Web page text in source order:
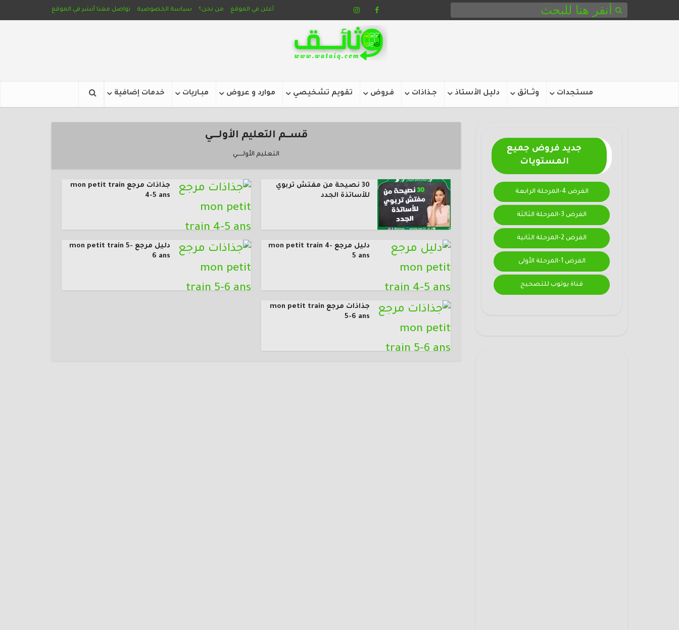
أعلن في الموقع من نحن؟ سياسة الخصوصية تواصل معنا أنشر في الموقع
مستجدات وثـــائق دليل الأستاذ جـذاذات فـروض تقويم تشخيصي موارد و عروض مبـاريات خدمات إضافية
قســــم التعليم الأولــــــي
التعليم الأولــــــي
30 نصيحة من مفتش تربوي
للأساتذة الجدد
جذاذات مرجع mon petit train
4-5 ans
دليل مرجع mon petit train 4-
5 ans
دليل مرجع mon petit train 5-
6 ans
جذاذات مرجع mon petit train
5-6 ans
جديد فروض جميع
المستويات
الفرض 4-المرحلة الرابعة
الفرض 3-المرحلة الثالثة
الفرض 2-المرحلة الثانية
الفرض 1-المرحلة الأولى
قناة يوتوب للتصحيح